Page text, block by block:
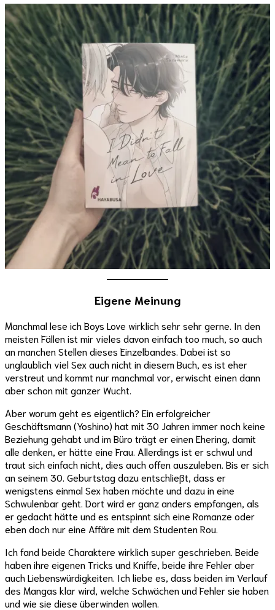
Eigene Meinung
Manchmal lese ich Boys Love wirklich sehr sehr gerne. In den
meisten Fällen ist mir vieles davon einfach too much, so auch
an manchen Stellen dieses Einzelbandes. Dabei ist so
unglaublich viel Sex auch nicht in diesem Buch, es ist eher
verstreut und kommt nur manchmal vor, erwischt einen dann
aber schon mit ganzer Wucht.
Aber worum geht es eigentlich? Ein erfolgreicher
Geschäftsmann (Yoshino) hat mit 30 Jahren immer noch keine
Beziehung gehabt und im Büro trägt er einen Ehering, damit
alle denken, er hätte eine Frau. Allerdings ist er schwul und
traut sich einfach nicht, dies auch offen auszuleben. Bis er sich
an seinem 30. Geburtstag dazu entschließt, dass er
wenigstens einmal Sex haben möchte und dazu in eine
Schwulenbar geht. Dort wird er ganz anders empfangen, als
er gedacht hätte und es entspinnt sich eine Romanze oder
eben doch nur eine Affäre mit dem Studenten Rou.
Ich fand beide Charaktere wirklich super geschrieben. Beide
haben ihre eigenen Tricks und Kniffe, beide ihre Fehler aber
auch Liebenswürdigkeiten. Ich liebe es, dass beiden im Verlauf
des Mangas klar wird, welche Schwächen und Fehler sie haben
und wie sie diese überwinden wollen.